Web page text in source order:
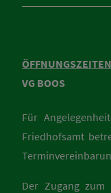
ÖFFNUNGSZEITEN
VG BOOS
Für
Friedhofsamt
Der Zugang zum